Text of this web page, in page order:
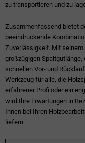
zu transportieren und zu
Zusammenfassend bietet
beeindruckende
Zuverlässigkeit. Mit
großzügigen Spaltgutlänge,
schnellen Vor- und
Werkzeug für alle, die
erfahrener Profi oder ein
wird Ihre Erwartungen in
Ihnen bei Ihren
liefern.